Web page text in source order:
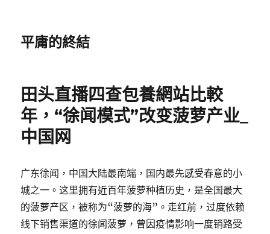
平庸的終結
田头直播四查包養網站比較
年，“徐闻模式”改变菠萝产业_
中国网
广东徐闻，中国大陆最南端，国内最先感受春意的小
城之一。这里拥有近百年菠萝种植历史，是全国最大
的菠萝产区，被称为“菠萝的海”。走红前，过度依赖
线下销售渠道的徐闻菠萝，曾因疫情影响一度销路受